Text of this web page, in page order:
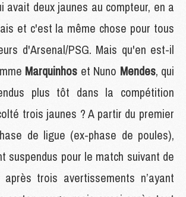
avait deux jaunes au compteur, en a
et c'est la même chose pour tous
d'Arsenal/PSG. Mais qu'en est-il
Marquinhos et Nuno Mendes, qui
plus tôt dans la compétition
trois jaunes ? A partir du premier
de ligue (ex-phase de poules),
suspendus pour le match suivant de
trois avertissements n’ayant